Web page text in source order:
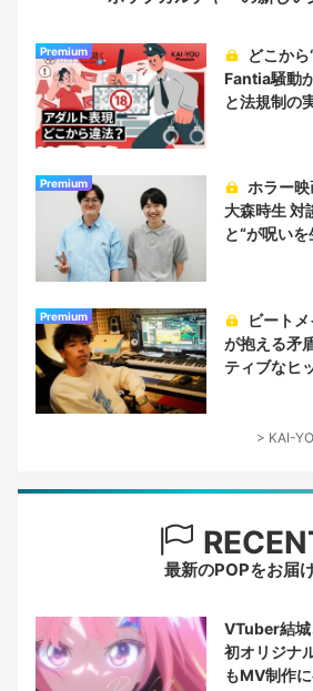
Premium
Fantia騒動
と法規制の
Premium
大森時生 対
と“が呪い
Premium
が抱える矛
ティブなヒ
> KAI-
最新のPOPをお届
VTuber結城
初オリジナ
もMV制作